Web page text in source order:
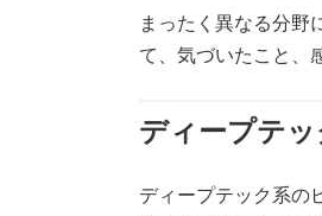
まったく異なる分野
て、気づいたこと、
ディープテ
ディープテック系の